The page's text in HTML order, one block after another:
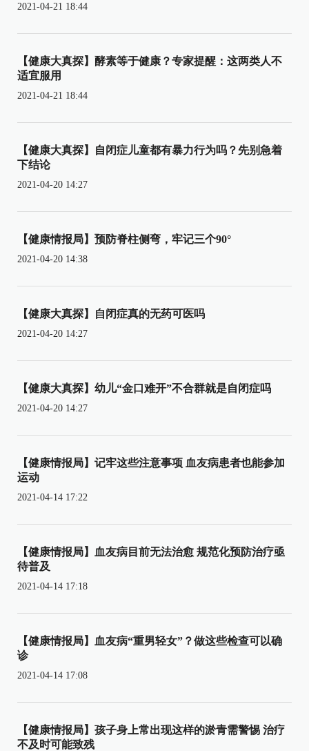
2021-04-21 18:44
【健康大真探】酵素等于健康？专家提醒：这两类人不
适宜服用
2021-04-21 18:44
【健康大真探】自闭症儿童都有暴力行为吗？先别急着
下结论
2021-04-20 14:27
【健康情报局】预防脊柱侧弯，牢记三个90°
2021-04-20 14:38
【健康大真探】自闭症真的无药可医吗
2021-04-20 14:27
【健康大真探】幼儿“金口难开”不合群就是自闭症吗
2021-04-20 14:27
【健康情报局】记牢这些注意事项 血友病患者也能参加
运动
2021-04-14 17:22
【健康情报局】血友病目前无法治愈 规范化预防治疗亟
待普及
2021-04-14 17:18
【健康情报局】血友病“重男轻女”？做这些检查可以确
诊
2021-04-14 17:08
【健康情报局】孩子身上常出现这样的淤青需警惕 治疗
不及时可能致残